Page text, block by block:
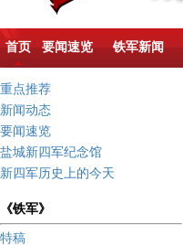
首页 要闻速览 铁军新闻
重点推荐
新闻动态
要闻速览
盐城新四军纪念馆
新四军历史上的今天
《铁军》
特稿